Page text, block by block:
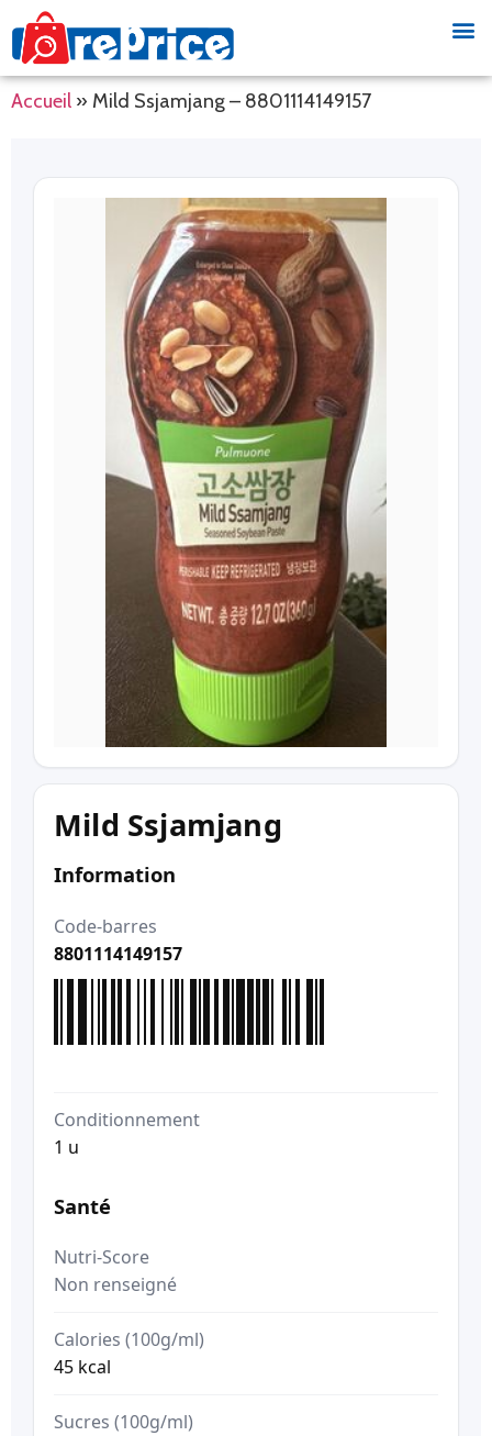
Accueil » Mild Ssjamjang – 8801114149157
Mild Ssjamjang
Information
Code-barres
8801114149157
Conditionnement
1 u
Santé
Nutri-Score
Non renseigné
Calories (100g/ml)
45 kcal
Sucres (100g/ml)